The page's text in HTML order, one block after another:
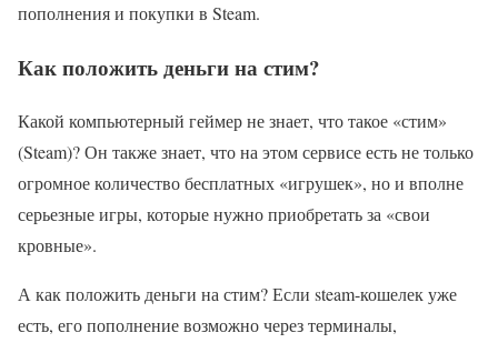
пополнения и покупки в Steam.
Как положить деньги на стим?
Какой компьютерный геймер не знает, что такое «стим»
(Steam)? Он также знает, что на этом сервисе есть не только
огромное количество бесплатных «игрушек», но и вполне
серьезные игры, которые нужно приобретать за «свои
кровные».
А как положить деньги на стим? Если steam-кошелек уже
есть, его пополнение возможно через терминалы,